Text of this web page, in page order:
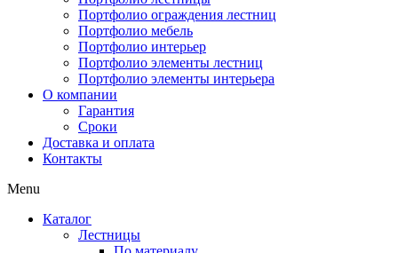
Портфолио ограждения лестниц
Портфолио мебель
Портфолио интерьер
Портфолио элементы лестниц
Портфолио элементы интерьера
О компании
Гарантия
Сроки
Доставка и оплата
Контакты
Menu
Каталог
Лестницы